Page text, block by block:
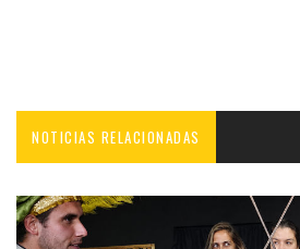
NOTICIAS RELACIONADAS